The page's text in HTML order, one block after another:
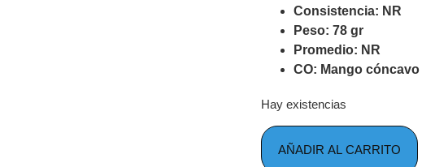
Consistencia: NR
Peso: 78 gr
Promedio: NR
CO: Mango cóncavo
Hay existencias
AÑADIR AL CARRITO